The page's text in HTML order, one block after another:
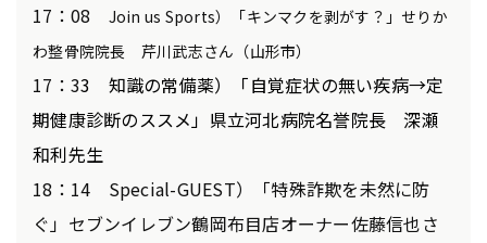
17：08
Join us Sports）「キンマクを剥がす？」せりか
わ整骨院院長 芹川武志さん（山形市）
17：33 知識の常備薬）「自覚症状の無い疾病→定
期健康診断のススメ」県立河北病院名誉院長 深瀬
和利先生
18：14 Special-GUEST）「特殊詐欺を未然に防
ぐ」セブンイレブン鶴岡布目店オーナー佐藤信也さ